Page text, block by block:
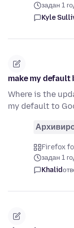
задан 1
Kyle
make my
Where is the
my default to
Firefox
задан 1
Khalid